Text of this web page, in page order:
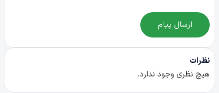
ارسال پیام
نظرات
هیچ نظری وجود ندارد.